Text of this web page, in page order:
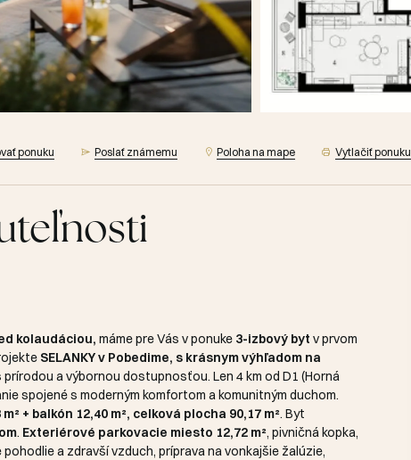
ponuku Poslať známemu Poloha na mape Vytlačiť ponuku
kolaudáciou,máme pre Vás v ponuke 3-izbový byt v prvom
SELANKYv Pobedime, s krásnym výhľadom na
prírodou a výbornou dostupnosťou. Len 4 km od D1 (Horná
spojené s moderným komfortom a komunitným duchom.
+ balkón 12,40 m², celková plocha 90,17 m². Byt
. Exteriérové parkovacie miesto 12,72 m², pivničná kopka,
a zdravší vzduch, príprava na vonkajšie žalúzie,